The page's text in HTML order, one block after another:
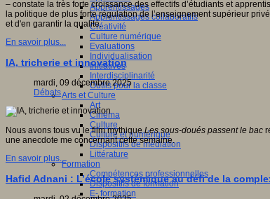
Apprentissages
Apprentissages collaboratifs
Créativité
Culture numérique
Evaluations
Individualisation
Initiatives
Interdisciplinarité
Outils pour la classe
Arts et Culture
Art
Cinéma
Culture
Culture et numérique
Dispositifs de médiation
Littérature
Formation
Compétences professionnelles
Dispositifs de formation
E- formation
– constate la très forte croissance des effectifs d’étudiants et
la politique de plus forte régulation de l’enseignement supérieur
et d'en garantir la qualité.
En savoir plus...
IA, tricherie et innovation
mardi, 09 décembre 2025
Débats
Nous avons tous vu le film mythiqueLes sous-doués passent le bac
une anecdote me concernant cette semaine.
En savoir plus...
Hafid Adnani : L’école systémique au défi de la